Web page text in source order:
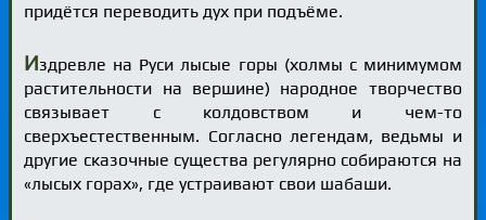
придётся переводить дух при подъёме.
Издревле на Руси лысые горы (холмы с минимумом
растительности на вершине) народное творчество
связывает с колдовством и чем-то
сверхъестественным. Согласно легендам, ведьмы и
другие сказочные существа регулярно собираются на
«лысых горах», где устраивают свои шабаши.